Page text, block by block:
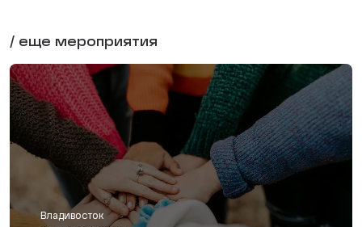
/ еще мероприятия
Владивосток